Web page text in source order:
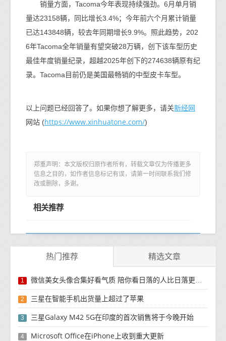
销量方面，Tacoma今年表现持续强劲。6月单月销
量达23158辆，同比增长3.4%；今年前六个月累计销量
已达143848辆，较去年同期增长9.9%。照此趋势，202
6年Tacoma全年销量有望突破28万辆，创下该车型历史
最佳年度销量纪录，超越2025年创下的274638辆原有纪
录。Tacoma目前仍是美国最畅销的中型皮卡车型。
以上问题已经回答了。如果你想了解更多，请关新经网
网站 (https://www.xinhuatone.com/)
郑重声明：本文版权归原作者所有，转载文章仅为传播更多
信息之目的，如作者信息标记有误，请第一时间联系我们修
改或删除，多谢。
相关推荐
热门推荐 精选文章
1 微信美女头像合集好看气质 陪你看日落的人比日落更浪漫
2 三星在智能手机出货量上超过了苹果
3 三星Galaxy M42 5G在印度的首次销售将于今晚开始
4 Microsoft Office在iPhone上收到重大更新